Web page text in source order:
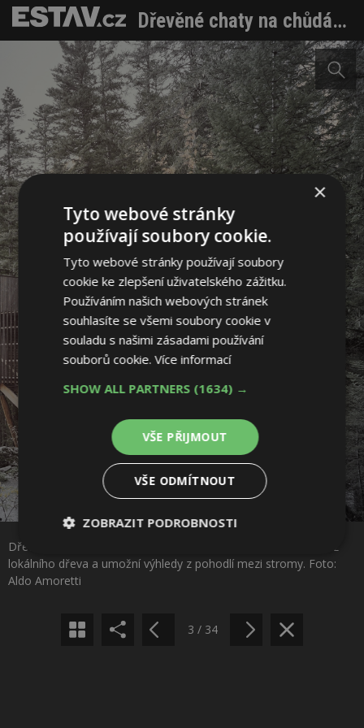
Dřevěné chaty na chůdách zabodovaly v lesnaté krajině. Jsou z lokálního dřeva a umožní výhledy z pohodlí mezi stromy
Dřevěné chaty na chůdách zabodovaly v lesnaté krajině. Jsou z
lokálního dřeva a umožní výhledy z pohodlí mezi stromy. Foto:
Aldo Amoretti
Sdílet na Facebooku
Sdílet na Pinterestu
3 / 34
×
Tyto webové stránky
používají soubory cookie.
Tyto webové stránky používají soubory
cookie ke zlepšení uživatelského zážitku.
Používáním našich webových stránek
souhlasíte se všemi soubory cookie v
souladu s našimi zásadami používání
souborů cookie.Více informací
SHOW ALL PARTNERS (1634) →
VŠE PŘIJMOUT
VŠE ODMÍTNOUT
ZOBRAZIT PODROBNOSTI
Nezbytně
nutné
soubory
Výkonové
soubory
Soubory
cílení